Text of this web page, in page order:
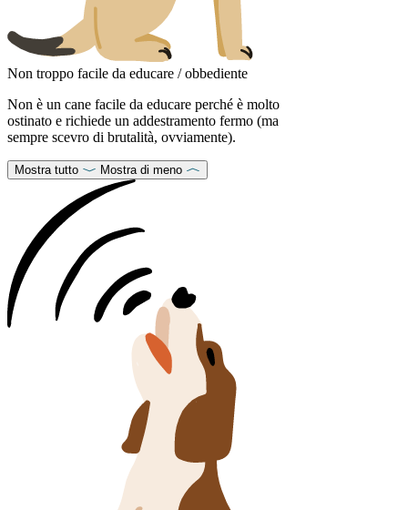
Non troppo facile da educare / obbediente
Non è un cane facile da educare perché è molto
ostinato e richiede un addestramento fermo (ma
sempre scevro di brutalità, ovviamente).
Mostra tutto Mostra di meno